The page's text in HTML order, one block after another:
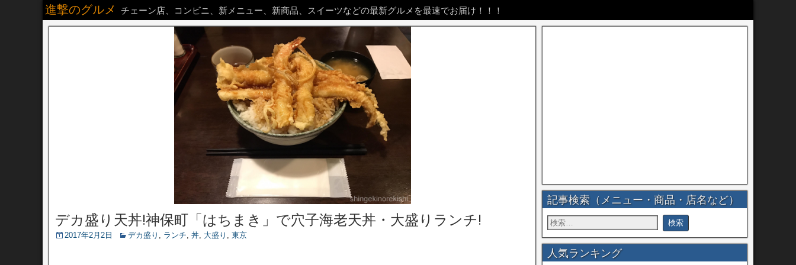
進撃のグルメ チェーン店、コンビニ、新メニュー、新商品、スイーツなどの最新グルメを最速でお届け！！！
デカ盛り天丼!神保町「はちまき」で穴子海老天丼・大盛りランチ!
2017年2月2日 デカ盛り , ランチ, 丼, 大盛り , 東京
記事検索（メニュー・商品・店名など）
人気ランキング